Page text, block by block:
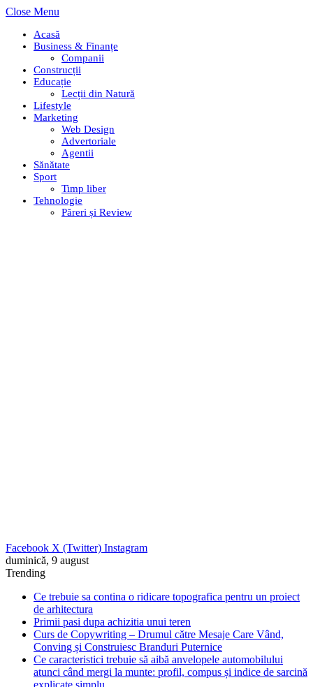
Close Menu
Acasă
Business & Finanțe
Companii
Construcții
Educație
Lecții din Natură
Lifestyle
Marketing
Web Design
Advertoriale
Agentii
Sănătate
Sport
Timp liber
Tehnologie
Păreri și Review
Facebook X (Twitter) Instagram
duminică, 9 august
Trending
Ce trebuie sa contina o ridicare topografica pentru un proiect
de arhitectura
Primii pasi dupa achizitia unui teren
Curs de Copywriting – Drumul către Mesaje Care Vând,
Conving și Construiesc Branduri Puternice
Ce caracteristici trebuie să aibă anvelopele automobilului
atunci când mergi la munte: profil, compus și indice de sarcină
explicate simplu